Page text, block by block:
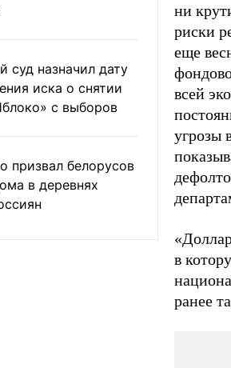
суд назначил дату
иска о снятии
с выборов
призвал белорусов
в деревнях
ни
риски
еще
всей
угрозы
в
ранее